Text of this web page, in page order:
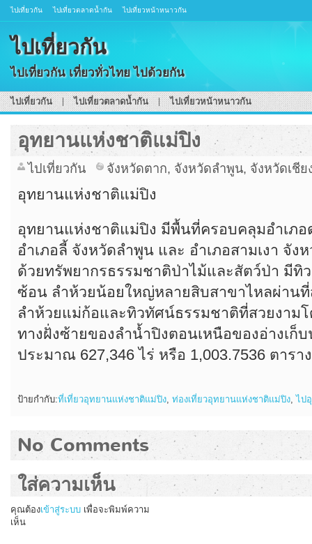
ไปเที่ยวกัน ไปเที่ยวตลาดน้ำกัน ไปเที่ยวหน้าหนาวกัน
ไปเที่ยวกัน
ไปเที่ยวกัน เที่ยวทั่วไทย ไปด้วยกัน
ไปเที่ยวกัน ไปเที่ยวตลาดน้ำกัน ไปเที่ยวหน้าหนาวกัน
อุทยานแห่งชาติแม่ปิง
ไปเที่ยวกัน จังหวัดตาก, จังหวัดลำพูน, จังหวัดเชีย
อุทยานแห่งชาติแม่ปิง
อุทยานแห่งชาติแม่ปิง มีพื้นที่ครอบคลุมอำเภอ
อำเภอลี้ จังหวัดลำพูน และ อำเภอสามเงา จัง
ด้วยทรัพยากรธรรมชาติป่าไม้และสัตว์ป่า มีทิ
ซ้อน ลำห้วยน้อยใหญ่หลายสิบสาขาไหลผ่าน
ลำห้วยแม่ก้อและทิวทัศน์ธรรมชาติที่สวยงาม
ทางฝั่งซ้ายของลำน้ำปิงตอนเหนือของอ่างเก็
ประมาณ 627,346 ไร่ หรือ 1,003.7536 ตารา
ป้ายกำกับ:ที่เที่ยวอุทยานแห่งชาติแม่ปิง, ท่องเที่ยวอุทยานแห่งชาติแม่ปิง,ไป
No Comments
ใส่ความเห็น
คุณต้องเข้าสู่ระบบ เพื่อจะพิมพ์ความ
เห็น